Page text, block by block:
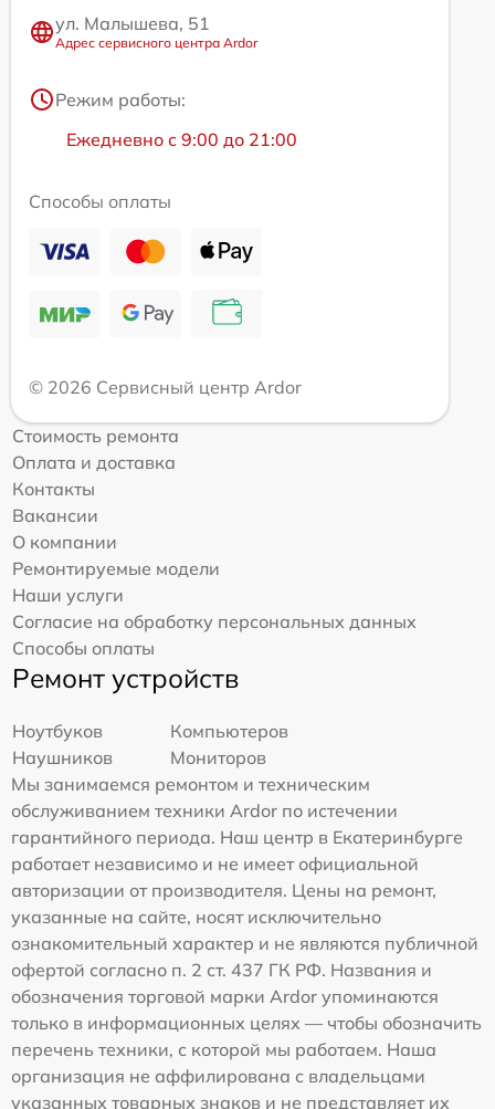
ул. Малышева, 51
Адрес сервисного центра Ardor
Режим работы:
Ежедневно с 9:00 до 21:00
Способы оплаты
© 2026 Сервисный центр Ardor
Стоимость ремонта
Оплата и доставка
Контакты
Вакансии
О компании
Ремонтируемые модели
Наши услуги
Согласие на обработку персональных данных
Способы оплаты
Ремонт устройств
Ноутбуков
Компьютеров
Наушников
Мониторов
Мы занимаемся ремонтом и техническим
обслуживанием техники Ardor по истечении
гарантийного периода. Наш центр в Екатеринбурге
работает независимо и не имеет официальной
авторизации от производителя. Цены на ремонт,
указанные на сайте, носят исключительно
ознакомительный характер и не являются публичной
офертой согласно п. 2 ст. 437 ГК РФ. Названия и
обозначения торговой марки Ardor упоминаются
только в информационных целях — чтобы обозначить
перечень техники, с которой мы работаем. Наша
организация не аффилирована с владельцами
указанных товарных знаков и не представляет их